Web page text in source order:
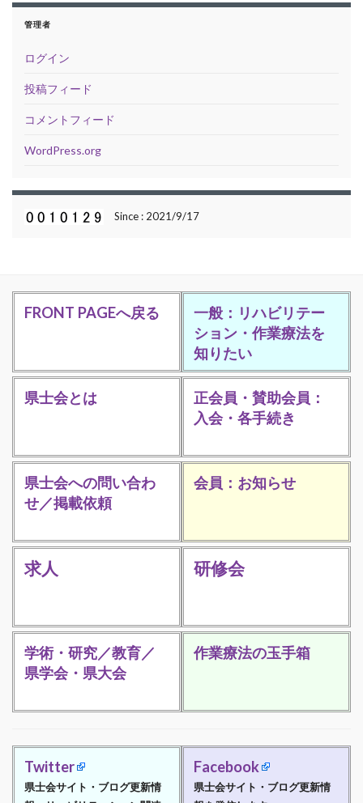
管理者
ログイン
投稿フィード
コメントフィード
WordPress.org
Since : 2021/9/17
FRONT PAGEへ戻る
一般：リハビリテー
ション・作業療法を
知りたい
県士会とは
正会員・賛助会員：
入会・各手続き
県士会への問い合わ
せ／掲載依頼
会員：お知らせ
求人 研修会
学術・研究／教育／
県学会・県大会
作業療法の玉手箱
Twitter
県士会サイト・ブログ更新情
Facebook
県士会サイト・ブログ更新情